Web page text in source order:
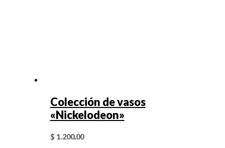
Colección de vasos
«Nickelodeon»
$1.200,00